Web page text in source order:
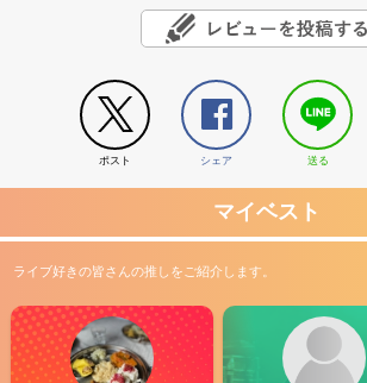
ポスト シェア 送る
マイベスト
ライブ好きの皆さんの推しをご紹介します。